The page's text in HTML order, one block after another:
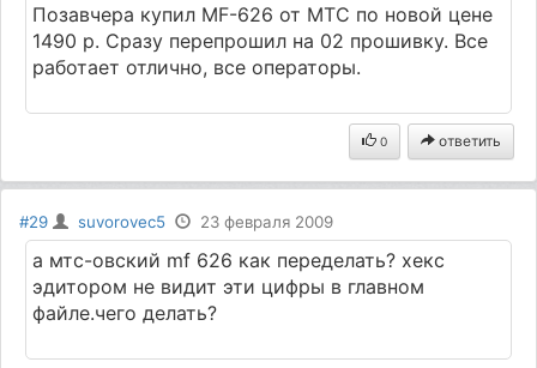
Позавчера купил MF-626 от МТС по новой цене
1490 р. Сразу перепрошил на 02 прошивку. Все
работает отлично, все операторы.
0 ответить
#29 suvorovec5 23 февраля 2009
а мтс-овский mf 626 как переделать? хекс
эдитором не видит эти цифры в главном
файле.чего делать?